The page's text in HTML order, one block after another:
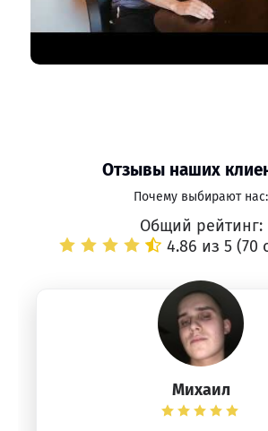
Отзывы наших
Почему выбирают нас:
Общий рейтинг:
4.86 из 5 (70
Михаил